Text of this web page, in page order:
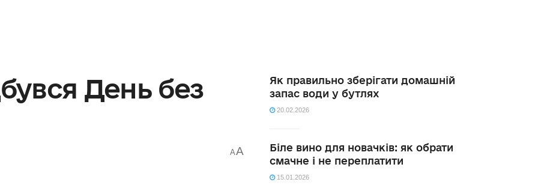
День без
AA
Як правильно зберігати домашній
запас води у бутлях
20.02.2026
Біле вино для новачків: як обрати
смачне і не переплатити
15.01.2026